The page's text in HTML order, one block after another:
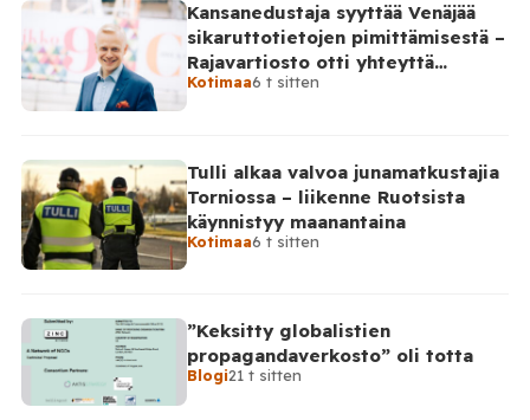
Kansanedustaja syyttää Venäjää
sikaruttotietojen pimittämisestä –
Rajavartiosto otti yhteyttä
Venäjälle
Kotimaa6 t sitten
Tulli alkaa valvoa junamatkustajia
Torniossa – liikenne Ruotsista
käynnistyy maanantaina
Kotimaa6 t sitten
”Keksitty globalistien
propagandaverkosto” oli totta
Blogi21 t sitten